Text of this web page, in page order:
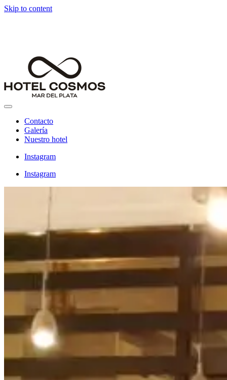
Skip to content
Contacto
Galería
Nuestro hotel
Instagram
Instagram